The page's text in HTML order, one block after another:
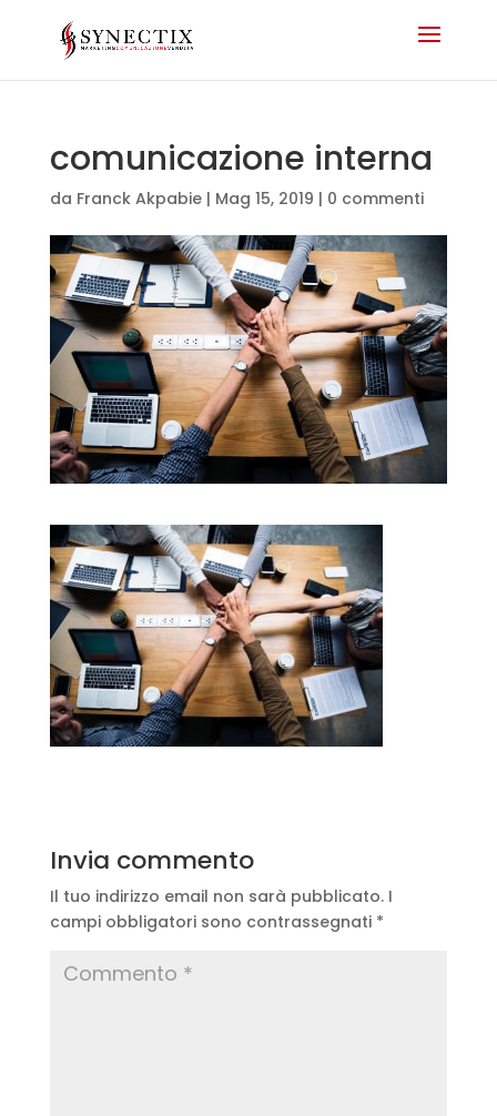
comunicazione interna
da Franck Akpabie| Mag 15, 2019 | 0 commenti
Invia commento
Il tuo indirizzo email non sarà pubblicato. I
campi obbligatori sono contrassegnati *